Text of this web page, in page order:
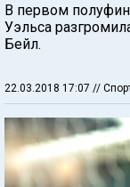
В первом
Уэльса
Бейл.
22.03.2018 17:07 //